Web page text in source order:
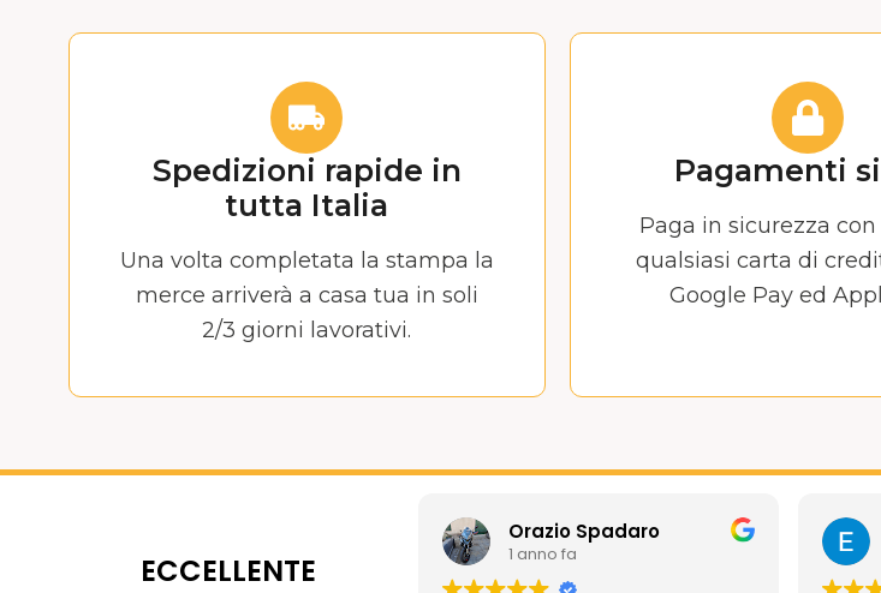
Spedizioni rapide in
tutta Italia
Una volta completata la stampa la
merce arriverà a casa tua in soli
2/3 giorni lavorativi.
Pagamenti
Paga in sicurezza
qualsiasi carta di
Google Pay ed
ECCELLENTE
Orazio Spadaro
1 anno fa